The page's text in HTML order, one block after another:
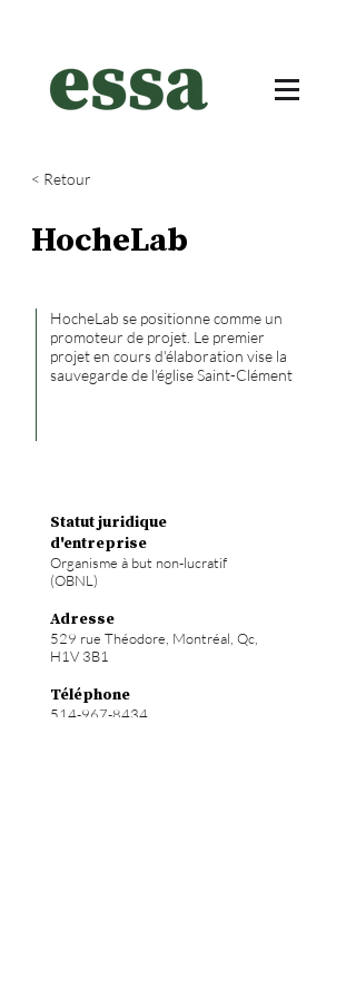
< Retour
HocheLab
HocheLab se positionne comme un
promoteur de projet. Le premier
projet en cours d'élaboration vise la
sauvegarde de l'église Saint-Clément
Statut juridique
d'entreprise
Organisme à but non-lucratif
(OBNL)
Adresse
529 rue Théodore, Montréal, Qc,
H1V 3B1
Téléphone
514-967-8434